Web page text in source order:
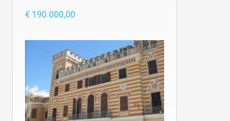
€ 190.000,00